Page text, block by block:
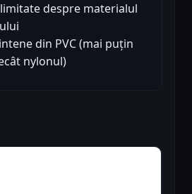
despre materialul
din PVC (mai puțin
nylonul)